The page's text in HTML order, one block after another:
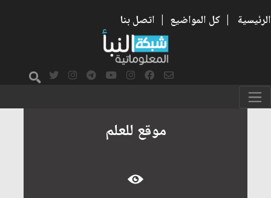
الرئيسية | كل المواضيع | اتصل بنا
موقع للعلم